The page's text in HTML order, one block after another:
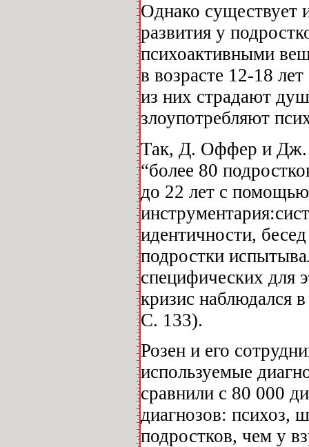
Однако существует
развития у
психоактивными
в возрасте 12-18
из них страдают
злоупотребляют
Так, Д. Оффер и
“более 80
до 22 лет с
идентичности,
подростки
специфических для
кризис наблюдался
С. 133).
Розен и его
используемые
сравнили с 80 000
диагнозов: психоз,
подростков, чем у